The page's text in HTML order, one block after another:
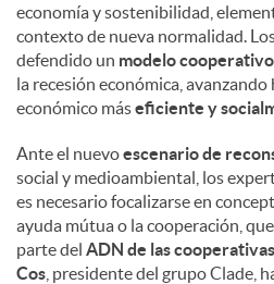
i
d
o
s
economía y sostenibilidad,
contexto de nueva normalidad.
defendido un modelo cooperativo
la recesión económica,
económico máseficiente y
Ante el nuevoescenario de
social y medioambiental, los
es necesario focalizarse en
ayuda mútua o la cooperación,
parte del ADN de las cooperativas
Cos , presidente del grupo Clade,